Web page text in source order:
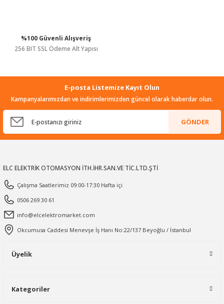
%100 Güvenli Alışveriş
256 BIT SSL Ödeme Alt Yapısı
E-posta Listemize Kayıt Olun
Kampanyalarımızdan ve indirimlerimizden güncel olarak haberdar olun.
GÖNDER
ELC ELEKTRİK OTOMASYON İTH.İHR.SAN.VE TİC.LTD.ŞTİ
Çalışma Saatlerimiz 09:00-17:30 Hafta içi
0506 269 30 61
info@elcelektromarket.com
Okcumusa Caddesi Menevşe İş Hanı No:22/137 Beyoğlu / İstanbul
Üyelik
Kategoriler